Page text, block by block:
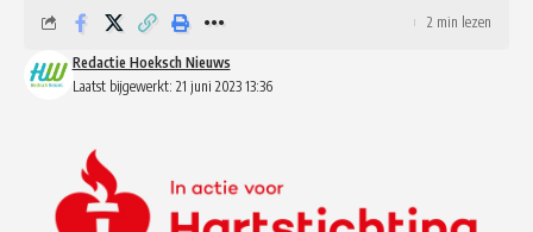
Laatst bijgewerkt: 21 juni 2023 13:36
Redactie Hoeksch Nieuws
2 min lezen